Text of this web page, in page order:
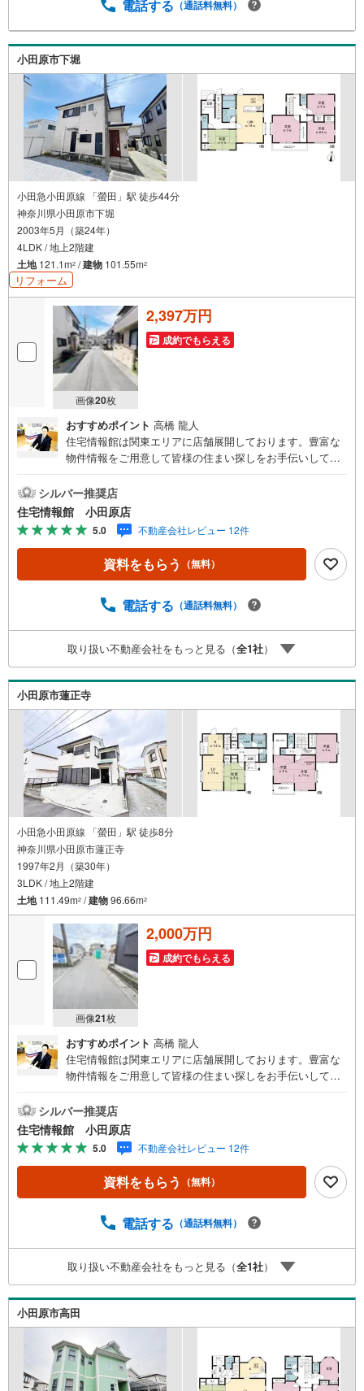
電話する （通話料無料）
小田原市下堀
小田急小田原線 「螢田」駅 徒歩44分
神奈川県小田原市下堀
2003年5月（築24年）
4LDK / 地上2階建
土地121.1m2 /建物 101.55m2
リフォーム
画像20枚
2,397万円
成約でもらえる
おすすめポイント 高橋 龍人
住宅情報館は関東エリアに店舗展開しております。豊富な
物件情報をご用意して皆様の住まい探しをお手伝いしてお
さい。【営業時間 10:00～19:00 火曜・水曜（祝日の場
合は営業いたします）】「資料請求」「内覧」のお問い合
わせは上記時間内ですとスムーズにご対応が可能です。ス
タッフ一同お客様のお問合せをお待ちしております。【住
宅ローン相談会】開催中無理のない住宅ローンの試算やご
購入の際にかかる諸費用の概算も行っております。しっか
気軽にご相談ください。お客様第一主義をモット-にお引越
実に努めさせて頂きます。住宅情報館にお越し頂けたら、
物件のご紹介だけではなく、お住まいの疑問、不安、お家
の事ならなんでもご相談いただけます。お客様の要望をお
伺いしながら誠心誠意、全力でサポートさせて頂きます。
お客様一人一人に合わせたライフプランのご提案をさせて
いただきます。お気軽にご相談ください。
シルバー推奨店
住宅情報館 小田原店
5.0 不動産会社レビュー 12件
資料をもらう （無料）
電話する （通話料無料）
取り扱い不動産会社をもっと見る（全1社）
小田原市蓮正寺
小田急小田原線 「螢田」駅 徒歩8分
神奈川県小田原市蓮正寺
1997年2月（築30年）
3LDK / 地上2階建
土地111.49m2 /建物96.66m2
画像21枚
2,000万円
成約でもらえる
おすすめポイント 高橋 龍人
住宅情報館は関東エリアに店舗展開しております。豊富な
物件情報をご用意して皆様の住まい探しをお手伝いしてお
さい。住宅ローン相談会も同時開催中無理のない住宅ロー
ンの試算やご購入の際にかかる諸費用の概算も行っており
ます。しっかりとした資金計画のアドバイスをさせて頂き
ますので、お気軽にご相談ください。
シルバー推奨店
住宅情報館 小田原店
5.0 不動産会社レビュー 12件
資料をもらう （無料）
電話する （通話料無料）
取り扱い不動産会社をもっと見る（全1社）
小田原市高田